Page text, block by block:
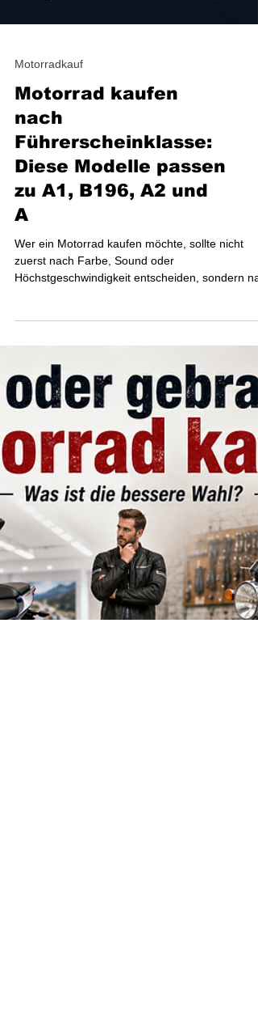
Motorradkauf
Motorrad kaufen
nach
Führerscheinklasse:
Diese Modelle passen
A
zuerst nach Farbe, Sound oder
Höchstgeschwindigkeit entscheiden, sondern
der eigenen Führerscheinklasse. Denn A1,
A2 und A bestimmen, welche Motorräder du
fahren darfst – und welche Modelle wirklich zu
deinem Fahrkönnen passen. Besonders
Fahranfänger profitieren von einer ehrlichen
Beratung: Das richtige Motorrad muss nicht das
stärkste sein, sondern sicher, beherrschbar und
passend zum Alltag.